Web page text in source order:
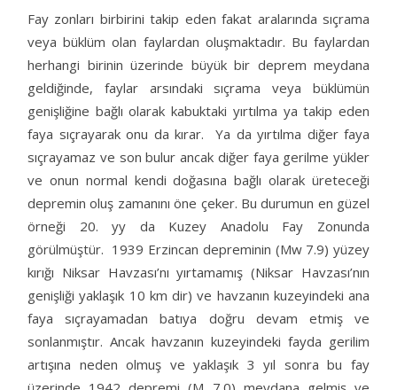
Fay zonları birbirini takip eden fakat aralarında sıçrama
veya büklüm olan faylardan oluşmaktadır. Bu faylardan
herhangi birinin üzerinde büyük bir deprem meydana
geldiğinde, faylar arsındaki sıçrama veya büklümün
genişliğine bağlı olarak kabuktaki yırtılma ya takip eden
faya sıçrayarak onu da kırar. Ya da yırtılma diğer faya
sıçrayamaz ve son bulur ancak diğer faya gerilme yükler
ve onun normal kendi doğasına bağlı olarak üreteceği
depremin oluş zamanını öne çeker. Bu durumun en güzel
örneği 20. yy da Kuzey Anadolu Fay Zonunda
görülmüştür. 1939 Erzincan depreminin (Mw 7.9) yüzey
kırığı Niksar Havzası’nı yırtamamış (Niksar Havzası’nın
genişliği yaklaşık 10 km dir) ve havzanın kuzeyindeki ana
faya sıçrayamadan batıya doğru devam etmiş ve
sonlanmıştır. Ancak havzanın kuzeyindeki fayda gerilim
artışına neden olmuş ve yaklaşık 3 yıl sonra bu fay